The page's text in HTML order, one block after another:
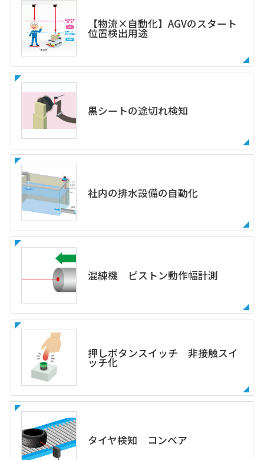
【物流×自動化】AGVのスタート
位置検出用途
黒シートの途切れ検知
社内の排水設備の自動化
混練機 ピストン動作幅計測
押しボタンスイッチ 非接触スイ
ッチ化
タイヤ検知 コンベア